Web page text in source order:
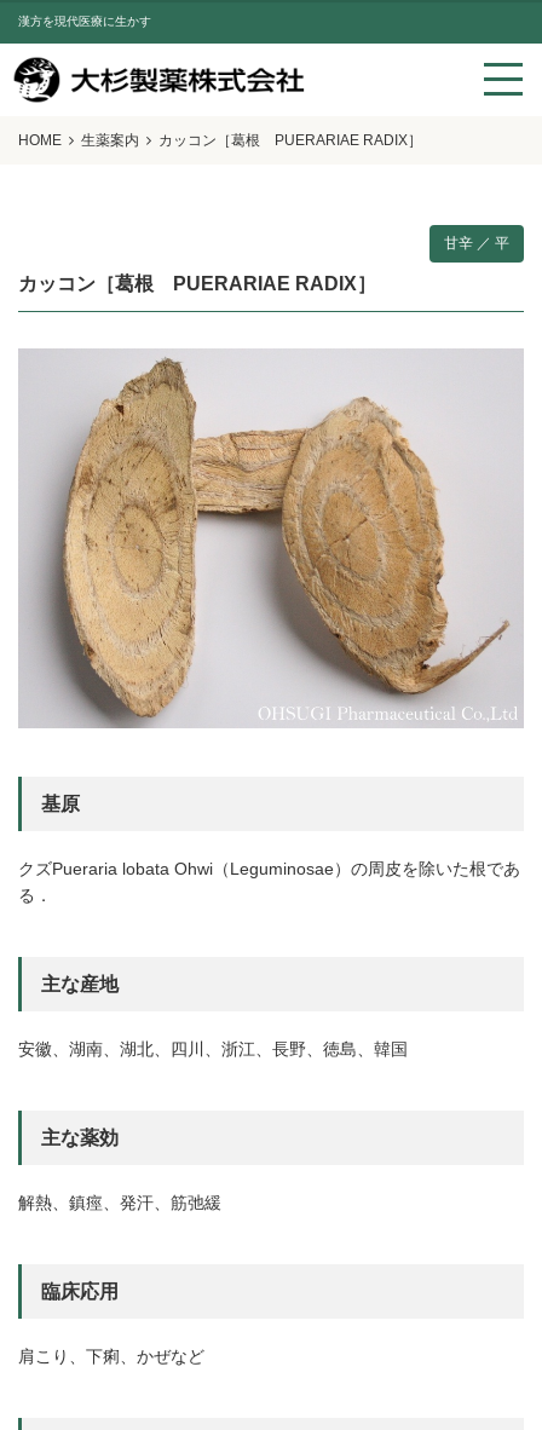
漢方を現代医療に生かす
HOME 生薬案内 カッコン［葛根 PUERARIAE RADIX］
甘辛 ／ 平
カッコン［葛根 PUERARIAE RADIX］
基原
クズPueraria lobata Ohwi（Leguminosae）の周皮を除いた根であ
る．
主な産地
安徽、湖南、湖北、四川、浙江、長野、徳島、韓国
主な薬効
解熱、鎮痙、発汗、筋弛緩
臨床応用
肩こり、下痢、かぜなど